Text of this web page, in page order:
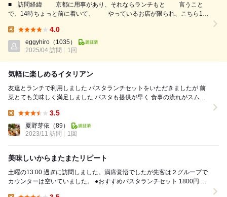
■ 訪問経緯 京都に用事があり、それならランチもと 言うこと
で、14時ちょっと前に着いて、 やっているお店が限られ、こちら15
4.0
eggyhiro （1035）
2025/04 訪問
1回
気軽に楽しめるイタリアン
友達とランチで利用しました パスタランチセットをいただきましたが 前
菜とても美味しく満足しました パスタも提供が早く 食事の流れがスムー
3.5
夏野芽依 （89）
2023/11 訪問
1回
美味しいからまたまたリピート
土曜の13:00 過ぎに訪問しました。満席覚悟でしたが先客は２グループで
カウンターは空いていました。 ●おすすめパスタランチセット 1800円 ○